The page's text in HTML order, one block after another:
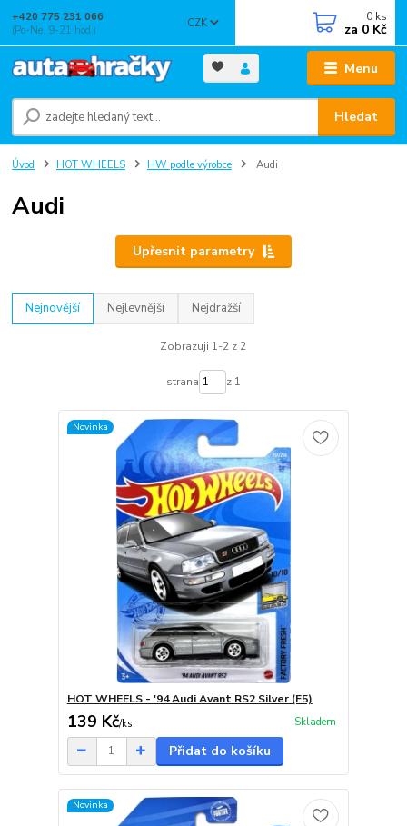
Menu
CZK
Hledat
+420 775 231 066
(Po-Ne, 9-21 hod.)
0 ks
za 0 Kč
Úvod HOT WHEELS HW podle výrobce Audi
Audi
Upřesnit parametry
Nejnovější Nejlevnější Nejdražší
Zobrazuji 1-2 z 2
strana z 1
Novinka
HOT WHEELS - '94 Audi Avant RS2 Silver (F5)
139 Kč/ks Skladem
Přidat do košíku
Novinka